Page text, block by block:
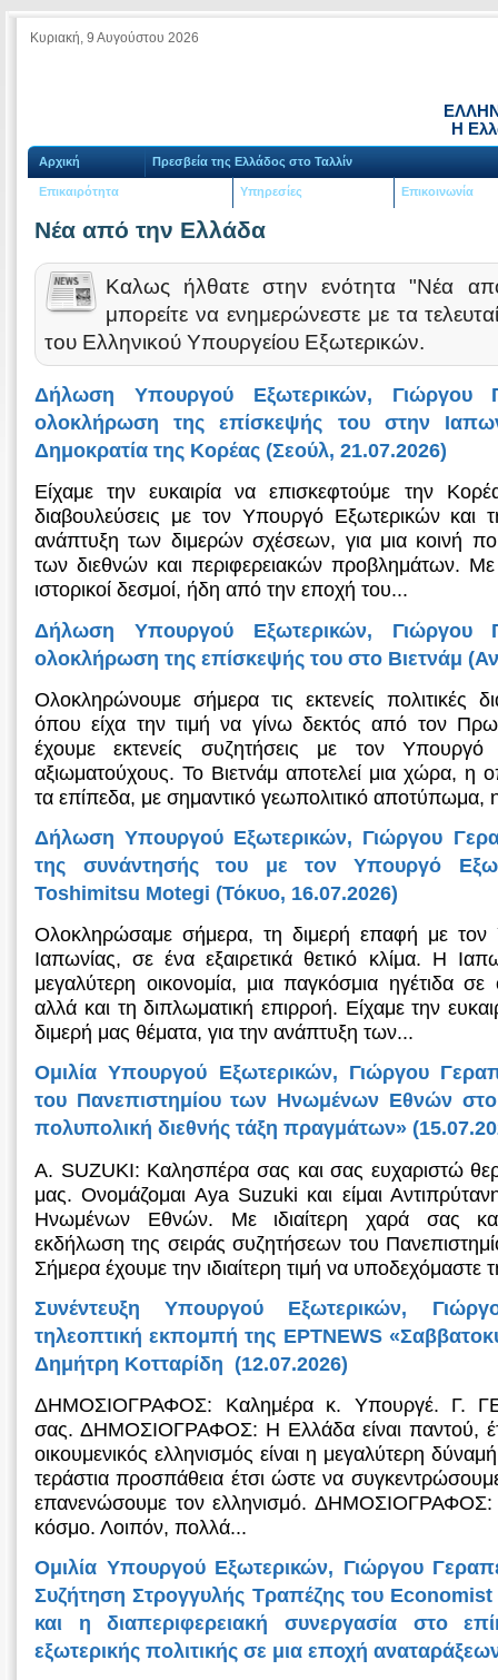
Κυριακή, 9 Αυγούστου 2026
Η
Αρχική Πρεσβεία της Ελλάδος στο Ταλλίν
Επικαιρότητα Υπηρεσίες Επικοινωνία
Νέα από την Ελλάδα
Καλως ήλθατε στην ενότητα "Νέα
μπορείτε να ενημερώνεστε με τα
του Ελληνικού Υπουργείου Εξωτερικών.
Δήλωση Υπουργού Εξωτερικών, Γιώργου
ολοκλήρωση της επίσκεψής του στην
Δημοκρατία της Κορέας (Σεούλ, 21.07.2026)
Είχαμε την ευκαιρία να επισκεφτούμε την
διαβουλεύσεις με τον Υπουργό Εξωτερικών και
ανάπτυξη των διμερών σχέσεων, για μια κοινή
των διεθνών και περιφερειακών προβλημάτων.
ιστορικοί δεσμοί, ήδη από την εποχή του...
Δήλωση Υπουργού Εξωτερικών, Γιώργου
ολοκλήρωση της επίσκεψής του στο Βιετνάμ
Ολοκληρώνουμε σήμερα τις εκτενείς πολιτικές
όπου είχα την τιμή να γίνω δεκτός από τον
έχουμε εκτενείς συζητήσεις με τον
αξιωματούχους. Το Βιετνάμ αποτελεί μια χώρα, η
τα επίπεδα, με σημαντικό γεωπολιτικό αποτύπωμα,
Δήλωση Υπουργού Εξωτερικών, Γιώργου
της συνάντησής του με τον Υπουργό
Toshimitsu Motegi (Τόκυο, 16.07.2026)
Ολοκληρώσαμε σήμερα, τη διμερή επαφή με τον
Ιαπωνίας, σε ένα εξαιρετικά θετικό κλίμα. Η
μεγαλύτερη οικονομία, μια παγκόσμια ηγέτιδα
αλλά και τη διπλωματική επιρροή. Είχαμε την
διμερή μας θέματα, για την ανάπτυξη των...
Ομιλία Υπουργού Εξωτερικών, Γιώργου
του Πανεπιστημίου των Ηνωμένων Εθνών
πολυπολική διεθνής τάξη πραγμάτων»
Α. SUZUKI: Καλησπέρα σας και σας ευχαριστώ
μας. Ονομάζομαι Aya Suzuki και είμαι
Ηνωμένων Εθνών. Με ιδιαίτερη χαρά σας
εκδήλωση της σειράς συζητήσεων του
Σήμερα έχουμε την ιδιαίτερη τιμή να υποδεχόμαστε
Συνέντευξη Υπουργού Εξωτερικών,
τηλεοπτική εκπομπή της ΕΡΤNEWS
Δημήτρη Κοτταρίδη (12.07.2026)
ΔΗΜΟΣΙΟΓΡΑΦΟΣ: Καλημέρα κ. Υπουργέ. Γ.
σας. ΔΗΜΟΣΙΟΓΡΑΦΟΣ: Η Ελλάδα είναι παντού,
οικουμενικός ελληνισμός είναι η μεγαλύτερη
τεράστια προσπάθεια έτσι ώστε να
επανενώσουμε τον ελληνισμό. ΔΗΜΟΣΙΟΓΡΑΦΟΣ:
κόσμο. Λοιπόν, πολλά...
Ομιλία Υπουργού Εξωτερικών, Γιώργου
Συζήτηση Στρογγυλής Τραπέζης του
και η διαπεριφερειακή συνεργασία στο
εξωτερικής πολιτικής σε μια εποχή